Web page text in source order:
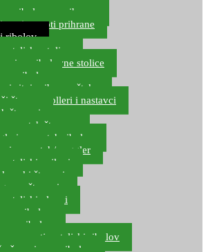
ribolovnu prihranu
recepti prihrane
ribolov
stolice
za ribolovne stolice
za ribolov
i sitni pribor za šteku
štapova rolleri i nastavci
štapovi
match štapove
za match ribolov
za match/waggler
najloni
štapovi
štapovi
plovci
za ribolov
za ribolov
za natjecateljski ribolov
čuvarice za ribolov